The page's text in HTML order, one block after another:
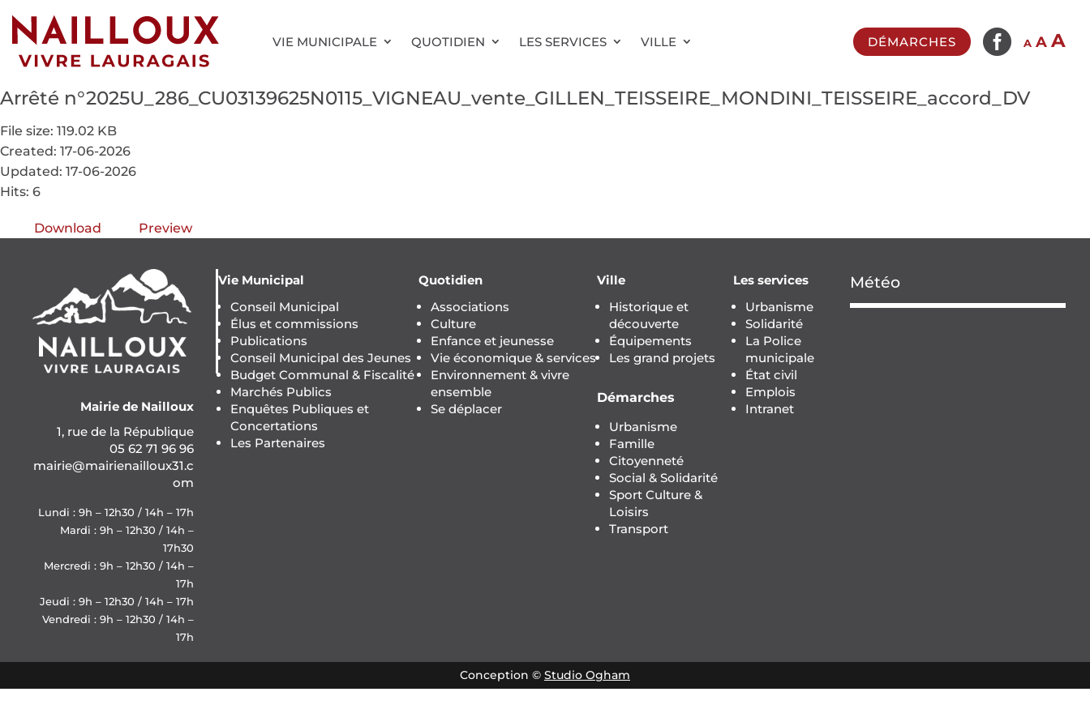
VIE MUNICIPALE QUOTIDIEN LES SERVICES VILLE DÉMARCHES  A Decrease
A Reset
A
Arrêté n°2025U_286_CU03139625N0115_VIGNEAU_vente_GILLEN_TEISSEIRE_MONDINI_TEISSEIRE_accord_DV
File size: 119.02 KB
Created: 17-06-2026
Updated: 17-06-2026
Hits: 6
Download Preview
Mairie de Nailloux
1, rue de la République
05 62 71 96 96
mairie@mairienailloux31.c
om
Lundi : 9h – 12h30 / 14h – 17h
Mardi : 9h – 12h30 / 14h –
17h30
Mercredi : 9h – 12h30 / 14h –
17h
Jeudi : 9h – 12h30 / 14h – 17h
Vendredi : 9h – 12h30 / 14h –
17h
Vie Municipal
Conseil Municipal
Élus et commissions
Publications
Conseil Municipal des Jeunes
Budget Communal & Fiscalité
Marchés Publics
Enquêtes Publiques et
Concertations
Les Partenaires
Quotidien
Associations
Culture
Enfance et jeunesse
Vie économique & services
Environnement & vivre
ensemble
Se déplacer
Ville
Historique et
découverte
Équipements
Les grand projets
Démarches
Urbanisme
Famille
Citoyenneté
Social & Solidarité
Sport Culture &
Loisirs
Transport
Les services
Urbanisme
Solidarité
La Police
municipale
État civil
Emplois
Intranet
Météo
Conception © Studio Ogham